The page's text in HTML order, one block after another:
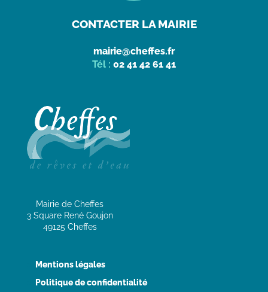
CONTACTER LA MAIRIE
mairie@cheffes.fr
Tél : 02 41 42 61 41
Mairie de Cheffes
3 Square René Goujon
49125 Cheffes
Mentions légales
Politique de confidentialité